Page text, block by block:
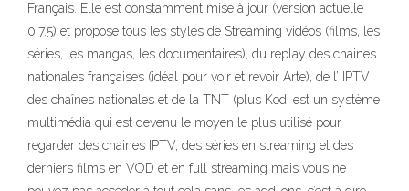
Français. Elle est constamment mise à jour (version actuelle
0.7.5) et propose tous les styles de Streaming vidéos (films, les
séries, les mangas, les documentaires), du replay des chaines
nationales françaises (idéal pour voir et revoir Arte), de l’ IPTV
des chaînes nationales et de la TNT (plus Kodi est un système
multimédia qui est devenu le moyen le plus utilisé pour
regarder des chaines IPTV, des séries en streaming et des
derniers films en VOD et en full streaming mais vous ne